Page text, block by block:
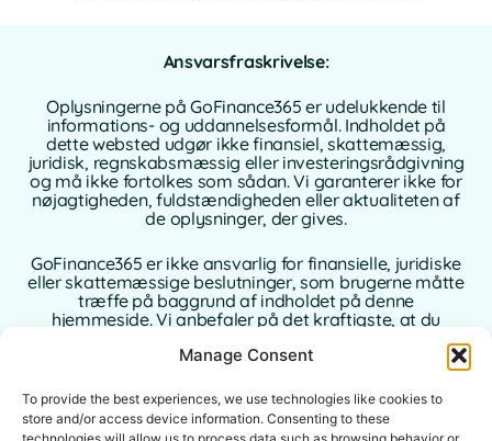
Manage Consent
To provide the best experiences, we use technologies like cookies to
store and/or access device information. Consenting to these
Ansvarsfraskrivelse:
Oplysningerne på GoFinance365 er udelukkende til
informations- og uddannelsesformål. Indholdet på
dette websted udgør ikke finansiel, skattemæssig,
juridisk, regnskabsmæssig eller investeringsrådgivning
og må ikke fortolkes som sådan. Vi garanterer ikke for
nøjagtigheden, fuldstændigheden eller aktualiteten af
de oplysninger, der gives.
GoFinance365 er ikke ansvarlig for finansielle, juridiske
eller skattemæssige beslutninger, som brugerne måtte
træffe på baggrund af indholdet på denne
hjemmeside. Vi anbefaler på det kraftigste, at du
hjemland, inden du træffer beslutninger vedrørende
Brug af denne hjemmeside indebærer fuld accept af